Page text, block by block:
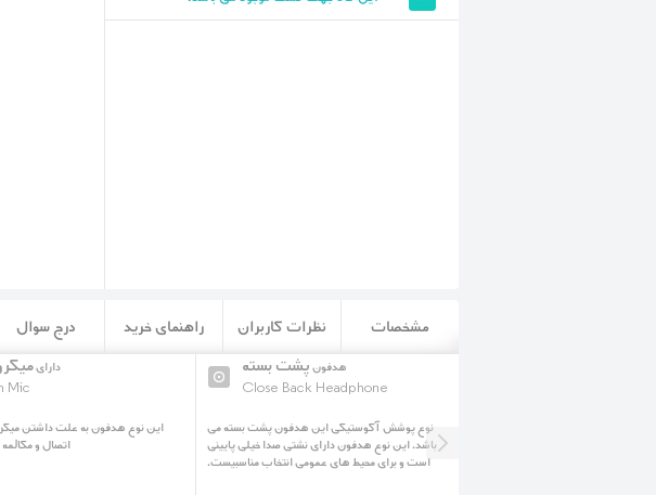
مشخصات نظرات کاربران راهنمای خرید درج سوال
دارای
Mic
این نوع هدفون به علت داشتن
اتصال و مکالمه
هدفونپشت بسته
Close Back Headphone
نوع پوشش آکوستیکی این هدفون پشت بسته می
باشد. این نوع هدفون دارای نشتی صدا خیلی پایینی
است و برای محیط های عمومی انتخاب مناسبیست.